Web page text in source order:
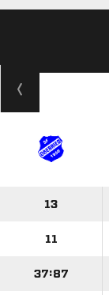
13
11
37:87